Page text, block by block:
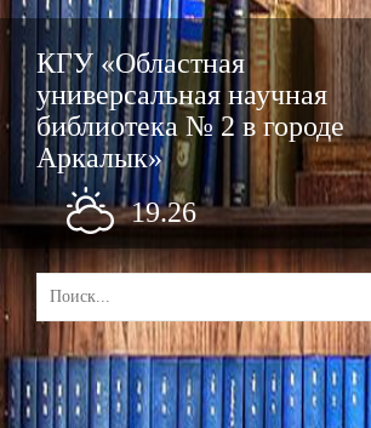
КГУ «Областная
универсальная научная
библиотека № 2 в городе
Аркалык»
19.26